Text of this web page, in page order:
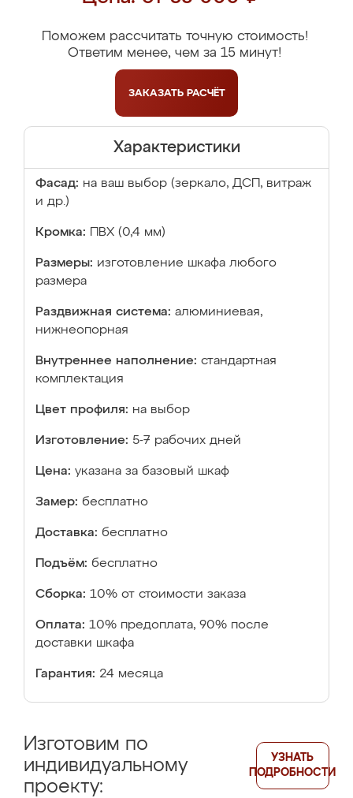
Поможем рассчитать точную стоимость!
Ответим менее, чем за 15 минут!
ЗАКАЗАТЬ РАСЧЁТ
Характеристики
Фасад: на ваш выбор (зеркало, ДСП, витраж
и др.)
Кромка: ПВХ (0,4 мм)
Размеры: изготовление шкафа любого
размера
Раздвижная система: алюминиевая,
нижнеопорная
Внутреннее наполнение: стандартная
комплектация
Цвет профиля: на выбор
Изготовление: 5-7 рабочих дней
Цена: указана за базовый шкаф
Замер: бесплатно
Доставка: бесплатно
Подъём: бесплатно
Сборка: 10% от стоимости заказа
Оплата: 10% предоплата, 90% после
доставки шкафа
Гарантия: 24 месяца
Изготовим по
индивидуальному
проекту:
УЗНАТЬ
ПОДРОБНОСТИ